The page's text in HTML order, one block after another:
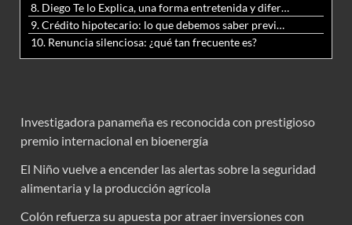
8. Diego Te lo Explica, una forma entretenida y diferente de aprender matemáticas y ciencias
9. Crédito hipotecario: lo que debemos saber previo a adquirir nuestra vivienda
10. Renuncia silenciosa: ¿qué tan frecuente es?
Investigadora panameña es reconocida con prestigioso
premio internacional en bioenergía
El Niño vuelve a encender las alertas sobre la seguridad
alimentaria y la producción agrícola
Colón refuerza su apuesta por atraer inversiones con